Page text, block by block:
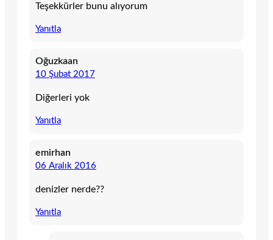
Teşekkürler bunu alıyorum
Yanıtla
Oğuzkaan
10 Şubat 2017
Diğerleri yok
Yanıtla
emirhan
06 Aralık 2016
denizler nerde??
Yanıtla